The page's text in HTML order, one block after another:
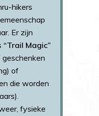
hikers
Er zijn
“Trail Magic”
of
die worden
fysieke